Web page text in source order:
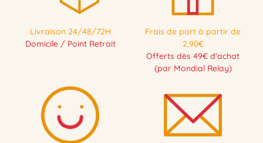
Livraison 24/48/72H
Domicile / Point Retrait
Frais de port à partir de
2,90€
Offerts dès 49€ d'achat
(par Mondial Relay)